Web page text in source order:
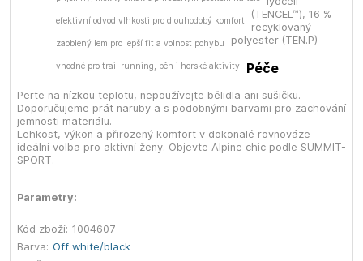
efektivní odvod vlhkosti pro dlouhodobý komfort
zaoblený lem pro lepší fit a volnost pohybu
vhodné pro trail running, běh i horské aktivity
(TENCEL™), 16 %
recyklovaný
polyester (TEN.P)
Péče
Perte na nízkou teplotu, nepoužívejte bělidla ani sušičku.
Doporučujeme prát naruby a s podobnými barvami pro zachování
jemnosti materiálu.
Lehkost, výkon a přirozený komfort v dokonalé rovnováze –
ideální volba pro aktivní ženy. Objevte Alpine chic podle SUMMIT-
SPORT.
Parametry:
Kód zboží: 1004607
Barva: Off white/black